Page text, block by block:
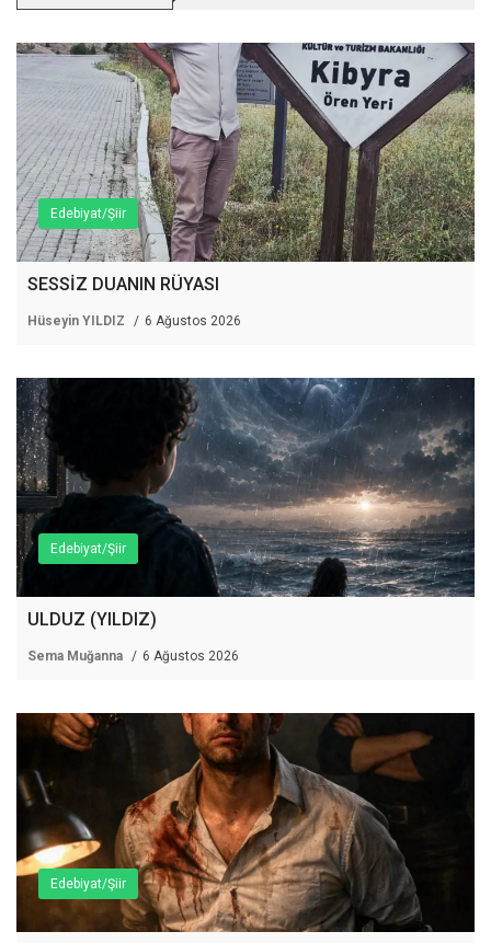
Edebiyat/Şiir
SESSİZ DUANIN RÜYASI
Hüseyin YILDIZ 6 Ağustos 2026
Edebiyat/Şiir
ULDUZ (YILDIZ)
Sema Muğanna 6 Ağustos 2026
Edebiyat/Şiir